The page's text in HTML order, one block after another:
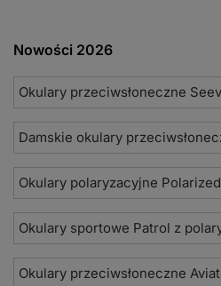
Nowości 2026
Okulary przeciwsłoneczne
Damskie okulary
Okulary polaryzacyjne
Okulary sportowe Patrol z
Okulary przeciwsłoneczne